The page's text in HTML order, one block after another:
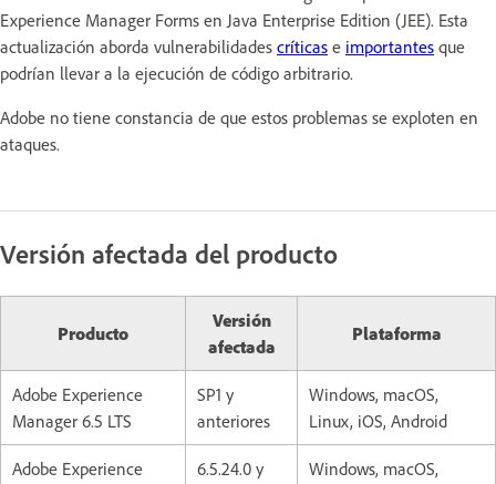
Experience Manager Forms en Java Enterprise Edition (JEE). Esta
actualización aborda vulnerabilidades críticas e importantes que
podrían llevar a la ejecución de código arbitrario.
Adobe no tiene constancia de que estos problemas se exploten en
ataques.
Versión afectada del producto
Producto
Versión
afectada
Plataforma
Adobe Experience
Manager 6.5 LTS
SP1 y
anteriores
Windows, macOS,
Linux, iOS, Android
Adobe Experience
6.5.24.0 y
Windows, macOS,